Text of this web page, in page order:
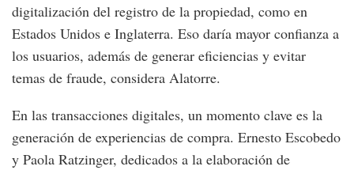
digitalización del registro de la propiedad, como en
Estados Unidos e Inglaterra. Eso daría mayor confianza a
los usuarios, además de generar eficiencias y evitar
temas de fraude, considera Alatorre.
En las transacciones digitales, un momento clave es la
generación de experiencias de compra. Ernesto Escobedo
y Paola Ratzinger, dedicados a la elaboración de